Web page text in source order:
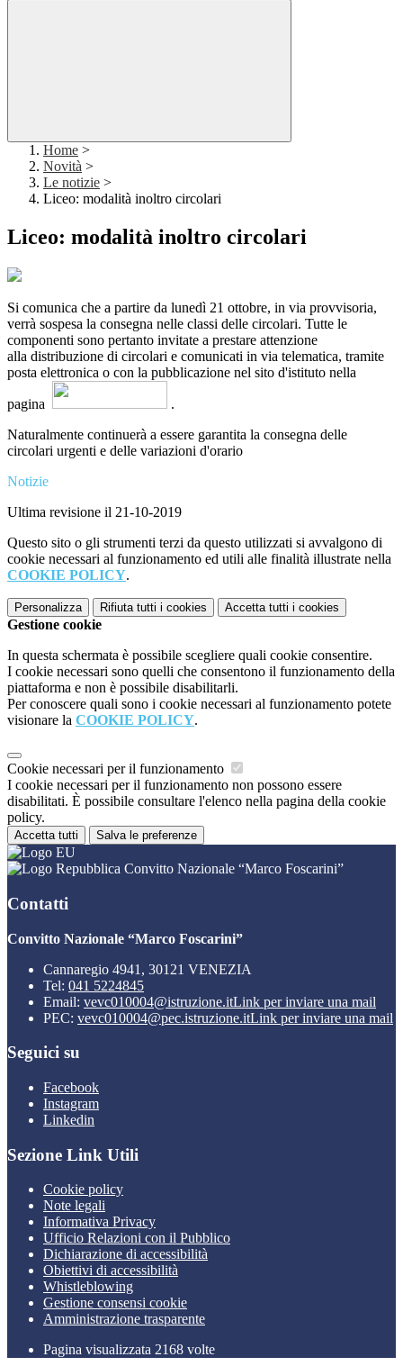
Home >
Novità >
Le notizie >
Liceo: modalità inoltro circolari
Liceo: modalità inoltro circolari
Si comunica che a partire da lunedì 21 ottobre, in via provvisoria,
verrà sospesa la consegna nelle classi delle circolari. Tutte le
componenti sono pertanto invitate a prestare attenzione
alla distribuzione di circolari e comunicati in via telematica, tramite
posta elettronica o con la pubblicazione nel sito d'istituto nella
pagina
.
Naturalmente continuerà a essere garantita la consegna delle
circolari urgenti e delle variazioni d'orario
Notizie
Ultima revisione il 21-10-2019
Questo sito o gli strumenti terzi da questo utilizzati si avvalgono di
cookie necessari al funzionamento ed utili alle finalità illustrate nella
COOKIE POLICY.
Personalizza Rifiuta tutti i cookies Accetta tutti i cookies
Gestione cookie
In questa schermata è possibile scegliere quali cookie consentire.
I cookie necessari sono quelli che consentono il funzionamento della
piattaforma e non è possibile disabilitarli.
Per conoscere quali sono i cookie necessari al funzionamento potete
visionare la COOKIE POLICY.
Cookie necessari per il funzionamento
I cookie necessari per il funzionamento non possono essere
disabilitati. È possibile consultare l'elenco nella pagina della cookie
policy.
Accetta tutti Salva le preferenze
Convitto Nazionale “Marco Foscarini”
Contatti
Convitto Nazionale “Marco Foscarini”
Cannaregio 4941, 30121 VENEZIA
Tel: 041 5224845
Email: vevc010004@istruzione.itLink per inviare una mail
PEC: vevc010004@pec.istruzione.itLink per inviare una mail
Seguici su
Facebook
Instagram
Linkedin
Sezione Link Utili
Cookie policy
Note legali
Informativa Privacy
Ufficio Relazioni con il Pubblico
Dichiarazione di accessibilità
Obiettivi di accessibilità
Whistleblowing
Gestione consensi cookie
Amministrazione trasparente
Pagina visualizzata 2168 volte